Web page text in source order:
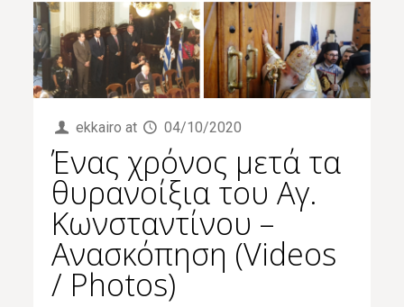
ekkairo at 04/10/2020
Ένας χρόνος μετά τα
θυρανοίξια του Αγ.
Κωνσταντίνου –
Ανασκόπηση (Videos
/ Photos)